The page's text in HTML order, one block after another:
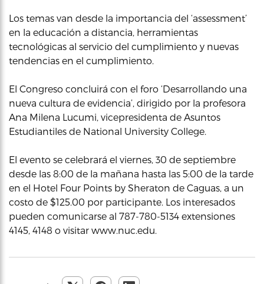
Los temas van desde la importancia del ‘assessment’
en la educación a distancia, herramientas
tecnológicas al servicio del cumplimiento y nuevas
tendencias en el cumplimiento.
El Congreso concluirá con el foro ‘Desarrollando una
nueva cultura de evidencia’, dirigido por la profesora
Ana Milena Lucumi, vicepresidenta de Asuntos
Estudiantiles de National University College.
El evento se celebrará el viernes, 30 de septiembre
desde las 8:00 de la mañana hasta las 5:00 de la tarde
en el Hotel Four Points by Sheraton de Caguas, a un
costo de $125.00 por participante. Los interesados
pueden comunicarse al 787-780-5134 extensiones
4145, 4148 o visitar www.nuc.edu.